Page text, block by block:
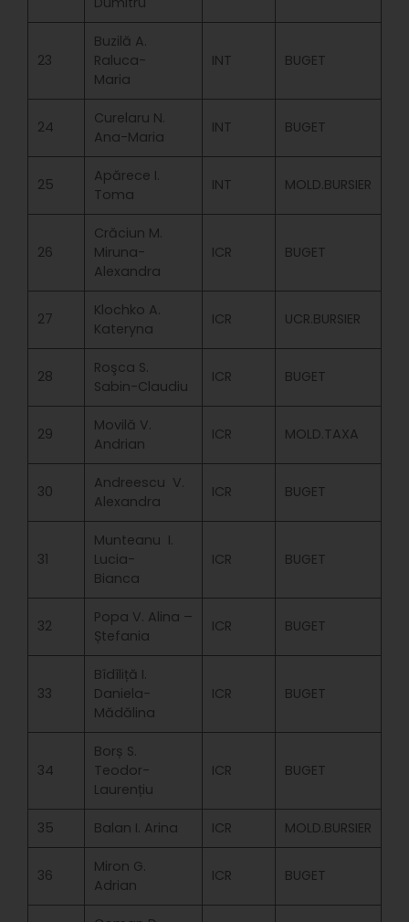
23
Buzilă A.
Raluca-
Maria
INT BUGET
24
Curelaru N.
Ana-Maria
INT BUGET
25
Apărece I.
Toma
INT MOLD.BURSIER
26
Crăciun M.
Miruna-
Alexandra
ICR BUGET
27
Klochko A.
Kateryna
ICR UCR.BURSIER
28
Roşca S.
Sabin-Claudiu
ICR BUGET
29
Movilă V.
Andrian
ICR MOLD.TAXA
30
Andreescu V.
Alexandra
ICR BUGET
31
Munteanu I.
Lucia-
Bianca
ICR BUGET
32
Popa V. Alina –
Ștefania
ICR BUGET
33
Bîdîliță I.
Daniela-
Mădălina
ICR BUGET
34
Borș S.
Teodor-
Laurențiu
ICR BUGET
35 Balan I. Arina ICR MOLD.BURSIER
36
Miron G.
Adrian
ICR BUGET